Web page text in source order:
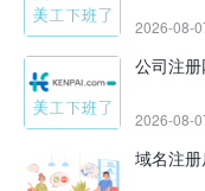
2026-08-
公司注
2026-08-
域名注